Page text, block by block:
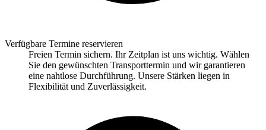
Verfügbare Termine reservieren
Freien Termin sichern. Ihr Zeitplan ist uns wichtig. Wählen
Sie den gewünschten Transporttermin und wir garantieren
eine nahtlose Durchführung. Unsere Stärken liegen in
Flexibilität und Zuverlässigkeit.